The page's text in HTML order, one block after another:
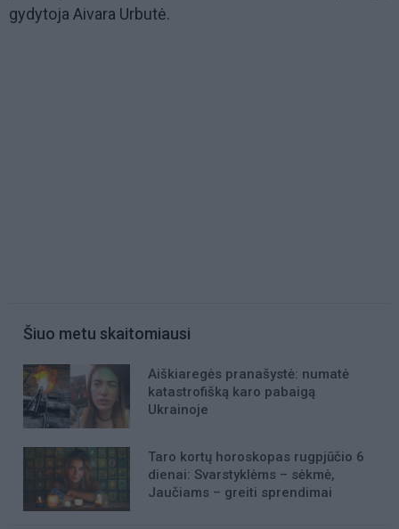
gydytoja Aivara Urbutė.
Šiuo metu skaitomiausi
Aiškiaregės pranašystė: numatė
katastrofišką karo pabaigą
Ukrainoje
Taro kortų horoskopas rugpjūčio 6
dienai: Svarstyklėms – sėkmė,
Jaučiams – greiti sprendimai